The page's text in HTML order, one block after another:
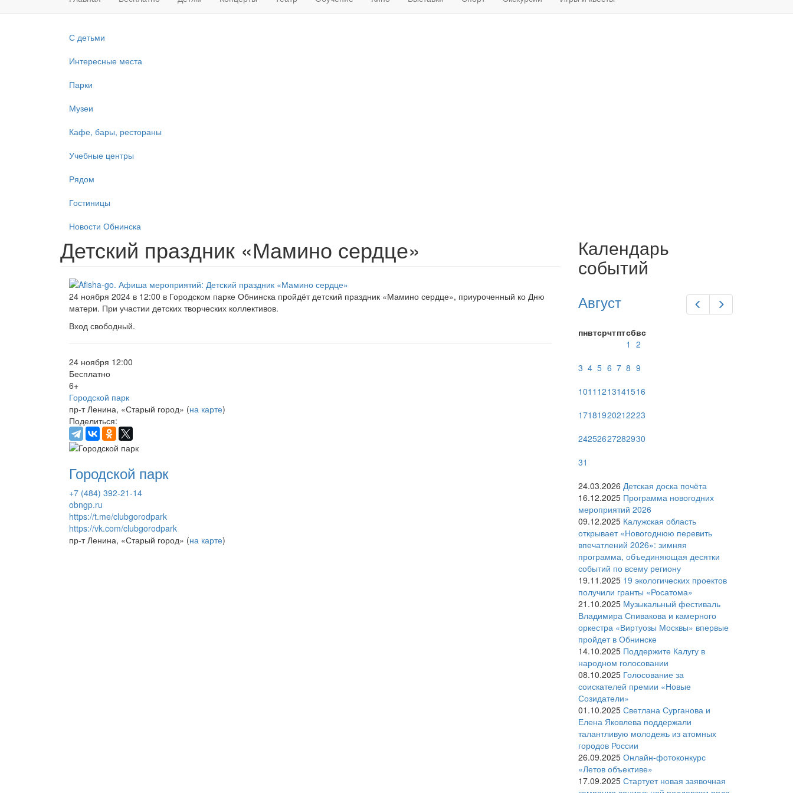
С детьми
Интересные места
Парки
Музеи
Кафе, бары, рестораны
Учебные центры
Рядом
Гостиницы
Новости Обнинска
Детский праздник «Мамино сердце»
24 ноября 2024 в 12:00 в Городском парке Обнинска пройдёт детский праздник «Мамино сердце», приуроченный ко Дню
матери. При участии детских творческих коллективов.
Вход свободный.
24 ноября 12:00
Бесплатно
6+
Городской парк
пр-т Ленина, «Старый город» (на карте)
Поделиться:
Городской парк
+7 (484) 392-21-14
obngp.ru
https://t.me/clubgorodpark
https://vk.com/clubgorodpark
пр-т Ленина, «Старый город» (на карте)
Календарь
событий
Предыдущий
Август
пнвтсрчтптсбвс
1 2
3 4 5 6 7 8 9
1011 1213141516
17181920212223
24252627282930
31
24.03.2026 Детская доска почёта
16.12.2025 Программа новогодних
мероприятий 2026
09.12.2025 Калужская область
открывает «Новогоднюю перевить
впечатлений 2026»: зимняя
программа, объединяющая десятки
событий по всему региону
19.11.2025 19 экологических проектов
получили гранты «Росатома»
21.10.2025 Музыкальный фестиваль
Владимира Спивакова и камерного
оркестра «Виртуозы Москвы» впервые
пройдет в Обнинске
14.10.2025 Поддержите Калугу в
народном голосовании
08.10.2025 Голосование за
соискателей премии «Новые
Созидатели»
01.10.2025 Светлана Сурганова и
Елена Яковлева поддержали
талантливую молодежь из атомных
городов России
26.09.2025 Онлайн-фотоконкурс
«Летов объективе»
17.09.2025 Стартует новая заявочная